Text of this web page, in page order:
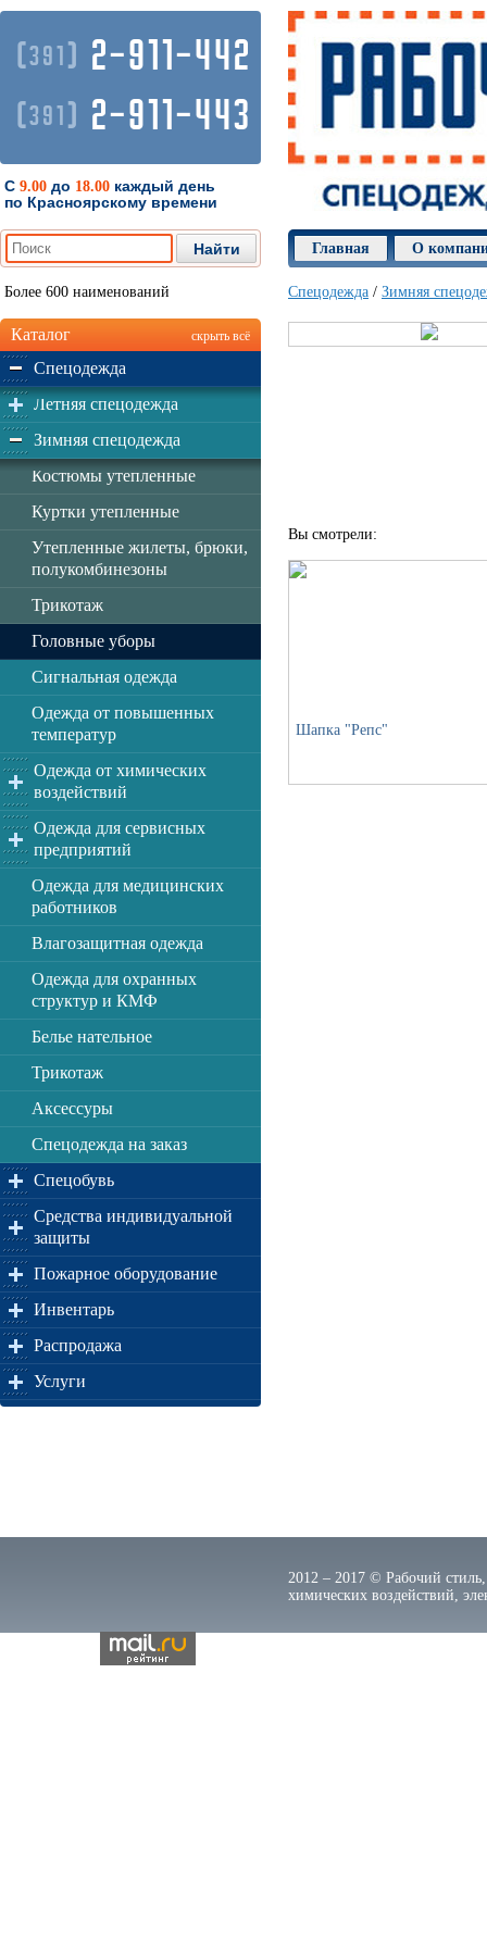
(391) 2-911-442
(391) 2-911-443
С 9.00 до 18.00 каждый день
по Красноярскому времени
Главная О
Более 600 наименований
Каталог скрыть всё
Спецодежда
Летняя спецодежда
Зимняя спецодежда
Костюмы утепленные
Куртки утепленные
Утепленные жилеты, брюки,
полукомбинезоны
Трикотаж
Головные уборы
Сигнальная одежда
Одежда от повышенных
температур
Одежда от химических
воздействий
Одежда для сервисных
предприятий
Одежда для медицинских
работников
Влагозащитная одежда
Одежда для охранных
структур и КМФ
Белье нательное
Трикотаж
Аксессуры
Спецодежда на заказ
Спецобувь
Средства индивидуальной
защиты
Пожарное оборудование
Инвентарь
Распродажа
Услуги
Спецодежда / Зимняя
Вы смотрели:
Шапка "Репс"
2012 – 2017 © Рабочий
химических воздействий,